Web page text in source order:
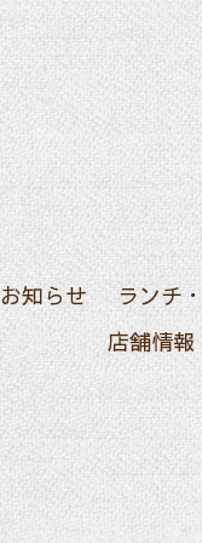
お知らせ
ランチ
店舗情報